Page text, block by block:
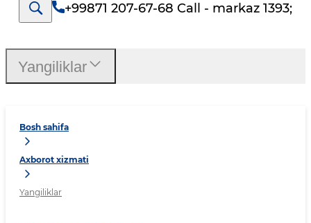
+99871 207-67-68 Call - markaz 1393;
Bosh sahifa
Axborot xizmati
Yangiliklar
Yangiliklar